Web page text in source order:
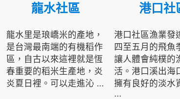
龍水社區
龍水里是琅嶠米的產地，
是台灣最南端的有機稻作
區，自古以來這裡就是恆
春重要的稻米生產地，炎
炎夏日裡。可以走進沁 ...
港口社
港口社區漁業發
四至五月的飛魚
讓人體會純樸的
活。港口溪出海
擁有良好的淡水
...